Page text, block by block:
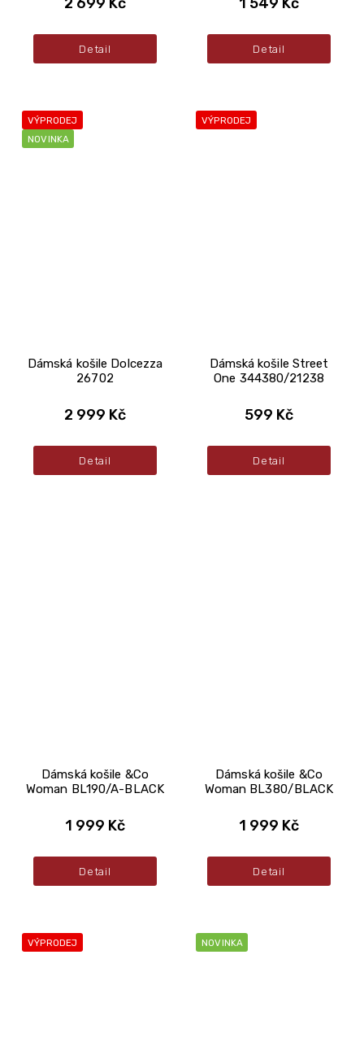
Detail Detail
VÝPRODEJ
NOVINKA
Dámská košile Dolcezza
26702
2 999 Kč
Detail
VÝPRODEJ
Dámská košile Street
One 344380/21238
599 Kč
Detail
Dámská košile &Co
Woman BL190/A-BLACK
1 999 Kč
Detail
Dámská košile &Co
Woman BL380/BLACK
1 999 Kč
Detail
VÝPRODEJ NOVINKA